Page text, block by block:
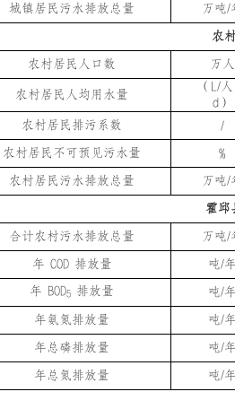
城镇居民污水排放总量 万吨/
农
农村居民人口数 万人
农村居民人均用水量
（ L/人
d ）
农村居民排污系数
/
农村居民不可预见污水量
%
农村居民污水排放总量 万吨/
霍邱
合计农村污水排放总量 万吨/
年 COD 排放量 吨/
年 BOD5 排放量 吨/
年氨氮排放量 吨/
年总磷排放量 吨/
年总氮排放量 吨/